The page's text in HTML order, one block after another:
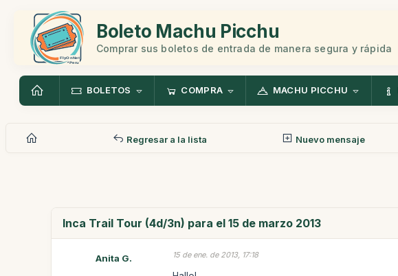
Boleto Machu Picchu
Comprar sus boletos de entrada de manera segura y rápida
BOLETOS COMPRA MACHU PICCHU
Regresar a la lista Nuevo mensaje
Inca Trail Tour (4d/3n) para el 15 de marzo 2013
Anita G. 15 de ene. de 2013, 17:18